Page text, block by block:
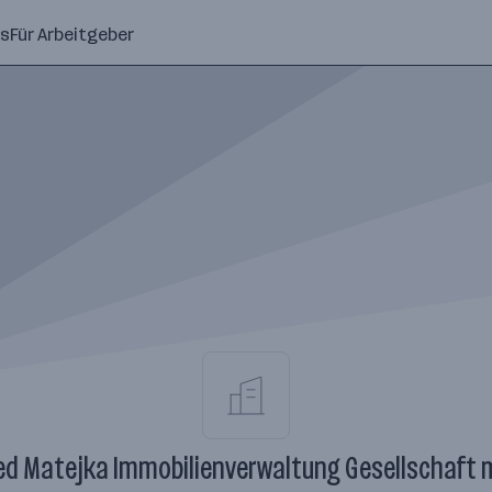
Für Arbeitgeber
Matejka Immobilienverwaltung Gesellschaft